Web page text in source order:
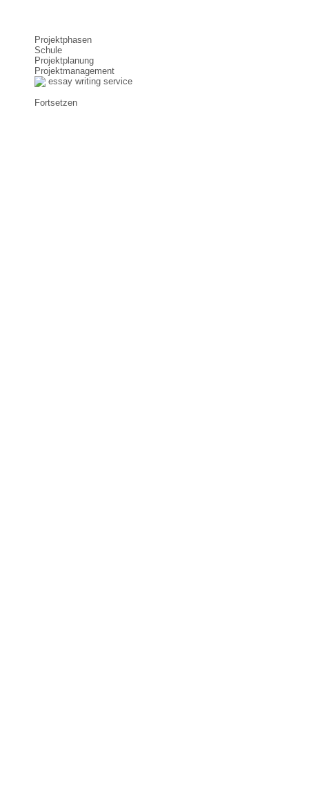
Projektphasen
Schule
Projektplanung
Projektmanagement
essay writing service
Fortsetzen